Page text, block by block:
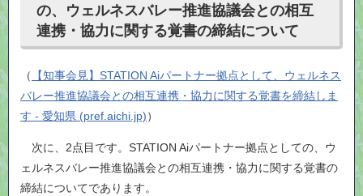
の、ウェルネスバレー推進協議会との相互
連携・協力に関する覚書の締結について
（
【知事会見】STATION Aiパートナー拠点として、ウェルネス
バレー推進協議会との相互連携・協力に関する覚書を締結しま
す - 愛知県 (pref.aichi.jp)）
次に、2点目です。STATION Aiパートナー拠点としての、ウ
ェルネスバレー推進協議会との相互連携・協力に関する覚書の
締結についてであります。